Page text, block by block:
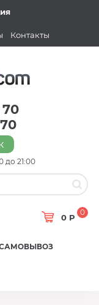
Контакты
70
до 21:00
0 Р
0